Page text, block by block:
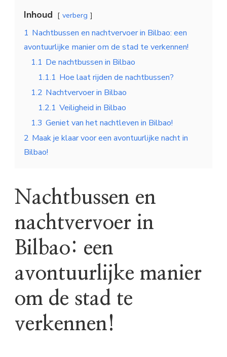
Inhoud verberg
1 Nachtbussen en nachtvervoer in Bilbao: een
avontuurlijke manier om de stad te verkennen!
1.1 De nachtbussen in Bilbao
1.1.1 Hoe laat rijden de nachtbussen?
1.2 Nachtvervoer in Bilbao
1.2.1 Veiligheid in Bilbao
1.3 Geniet van het nachtleven in Bilbao!
2 Maak je klaar voor een avontuurlijke nacht in
Bilbao!
Nachtbussen en
nachtvervoer in
Bilbao: een
avontuurlijke manier
om de stad te
verkennen!